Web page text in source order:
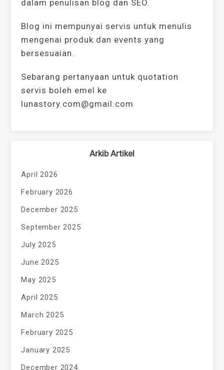
dalam penulisan blog dan SEO.
Blog ini mempunyai servis untuk menulis
mengenai produk dan events yang
bersesuaian.
Sebarang pertanyaan untuk quotation
servis boleh emel ke
lunastory.com@gmail.com
Arkib Artikel
April 2026
February 2026
December 2025
September 2025
July 2025
June 2025
May 2025
April 2025
March 2025
February 2025
January 2025
December 2024